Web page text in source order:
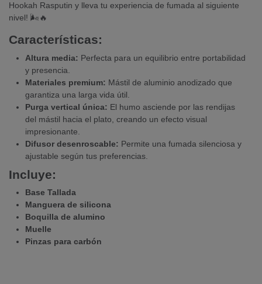
Hookah Rasputin y lleva tu experiencia de fumada al siguiente
nivel! 🌬️🔥
Características:
Altura media: Perfecta para un equilibrio entre portabilidad
y presencia.
Materiales premium: Mástil de aluminio anodizado que
garantiza una larga vida útil.
Purga vertical única: El humo asciende por las rendijas
del mástil hacia el plato, creando un efecto visual
impresionante.
Difusor desenroscable: Permite una fumada silenciosa y
ajustable según tus preferencias.
Incluye:
Base Tallada
Manguera de silicona
Boquilla de alumino
Muelle
Pinzas para carbón